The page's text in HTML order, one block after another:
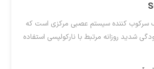
کننده سیستم عصبی مرکزی است که
شدید روزانه مرتبط با نارکولپسی استفاده